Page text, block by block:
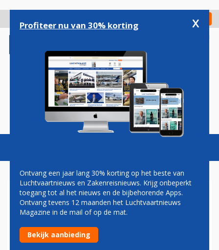
gaan
Check in
Magazine Podcasts Vacatures
AIRBUS A380 'KAI' ROLT UIT
DE SPUITHAL
Profiteer nu van 30% korting x
Ontvang een jaar lang 30% korting op het beste van
Luchtvaartnieuws en Zakenreisnieuws. Krijg onbeperkt
toegang tot al het nieuws en de bijbehorende Apps.
Ontvang tevens 12 maanden het Luchtvaartnieuws
Magazine in de mail of op de mat.
Bekijk aanbieding